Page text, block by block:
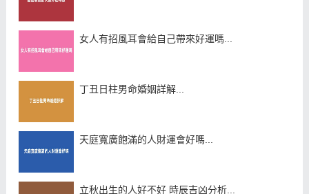
女人有招風耳會給自己帶來好運嗎...
丁丑日柱男命婚姻詳解...
天庭寬廣飽滿的人財運會好嗎...
立秋出生的人好不好 時辰吉凶分析...